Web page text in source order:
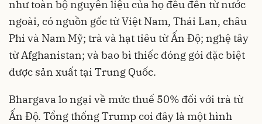
như toàn bộ nguyên liệu của họ đều đến từ nước
ngoài, có nguồn gốc từ Việt Nam, Thái Lan, châu
Phi và Nam Mỹ; trà và hạt tiêu từ Ấn Độ; nghệ tây
từ Afghanistan; và bao bì thiếc đóng gói đặc biệt
được sản xuất tại Trung Quốc.
Bhargava lo ngại về mức thuế 50% đối với trà từ
Ấn Độ. Tổng thống Trump coi đây là một hình